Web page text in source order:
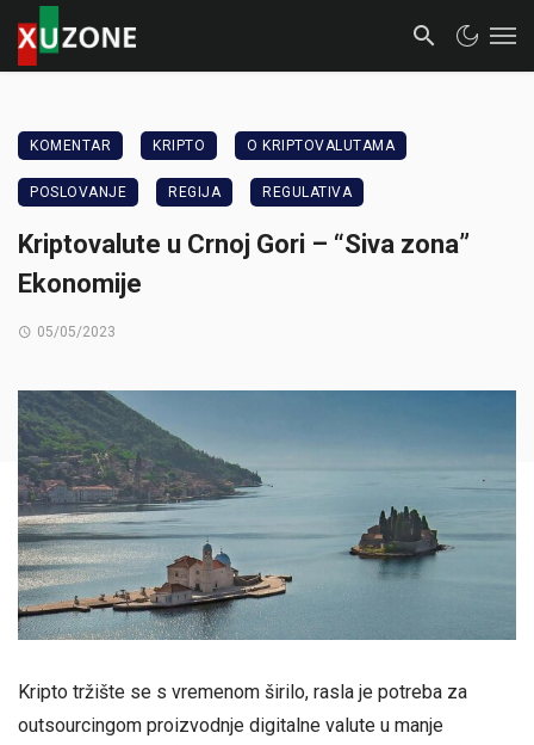
KOMENTAR KRIPTO O KRIPTOVALUTAMA
POSLOVANJE REGIJA REGULATIVA
Kriptovalute u Crnoj Gori – “Siva zona”
Ekonomije
05/05/2023
Kripto tržište se s vremenom širilo, rasla je potreba za
outsourcingom proizvodnje digitalne valute u manje